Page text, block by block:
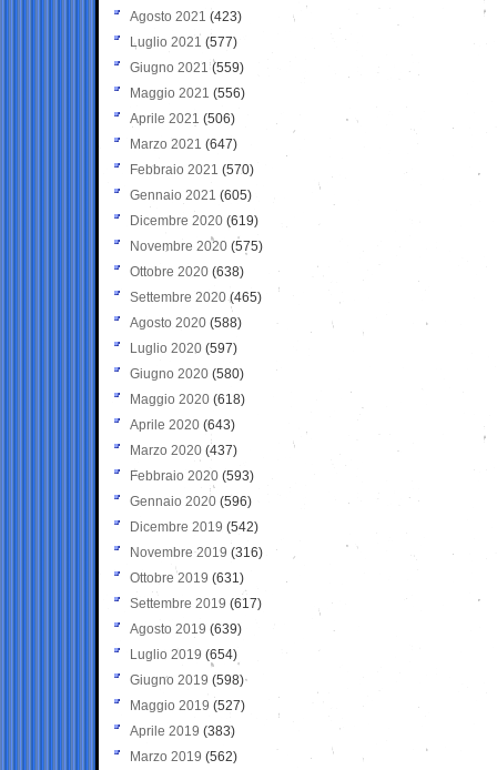
Agosto 2021 (423)
Luglio 2021 (577)
Giugno 2021(559)
Maggio 2021 (556)
Aprile 2021 (506)
Marzo 2021 (647)
Febbraio 2021 (570)
Gennaio 2021 (605)
Dicembre 2020 (619)
Novembre 2020 (575)
Ottobre 2020 (638)
Settembre 2020(465)
Agosto 2020 (588)
Luglio 2020 (597)
Giugno 2020 (580)
Maggio 2020 (618)
Aprile 2020 (643)
Marzo 2020 (437)
Febbraio 2020 (593)
Gennaio 2020 (596)
Dicembre 2019 (542)
Novembre 2019 (316)
Ottobre 2019 (631)
Settembre 2019 (617)
Agosto 2019 (639)
Luglio 2019 (654)
Giugno 2019 (598)
Maggio 2019 (527)
Aprile 2019 (383)
Marzo 2019 (562)